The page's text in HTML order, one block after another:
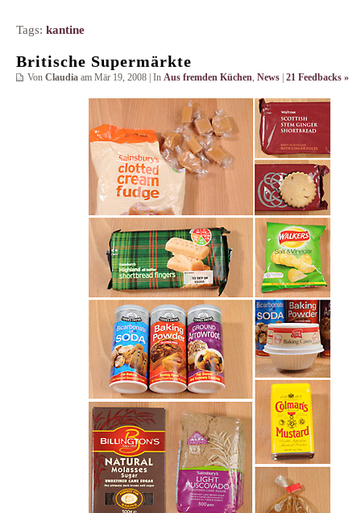
Tags: kantine
Britische Supermärkte
Von Claudia am Mär 19, 2008 | In Aus fremden Küchen, News 21 Feedbacks »